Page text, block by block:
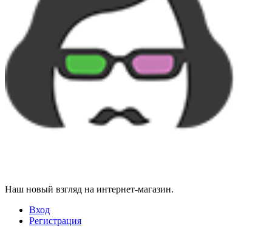
Наш новый взгляд на интернет-магазин.
Вход
Регистрация